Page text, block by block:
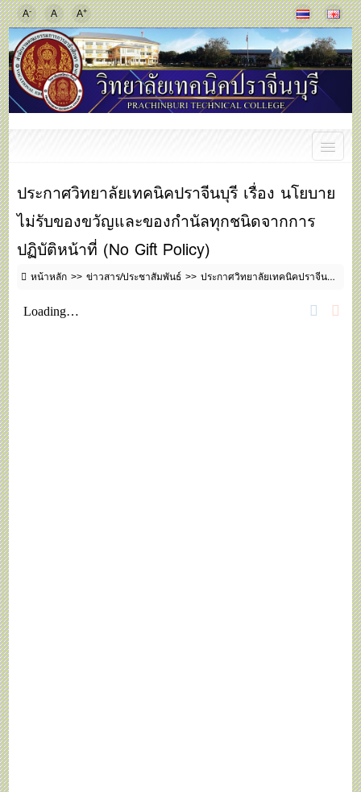
A- A A+
ประกาศวิทยาลัยเทคนิคปราจีนบุรี เรื่อง นโยบาย
ไม่รับของขวัญและของกำนัลทุกชนิดจากการ
ปฏิบัติหน้าที่ (No Gift Policy)
หน้าหลัก ข่าวสาร/ประชาสัมพันธ์ ประกาศวิทยาลัยเทคนิคปราจีนบุรี เรื่อง นโยบายไม่รับของขวัญและของกำนัลทุกชนิดจากการปฏิบัติหน้าที่ (No Gift Policy)